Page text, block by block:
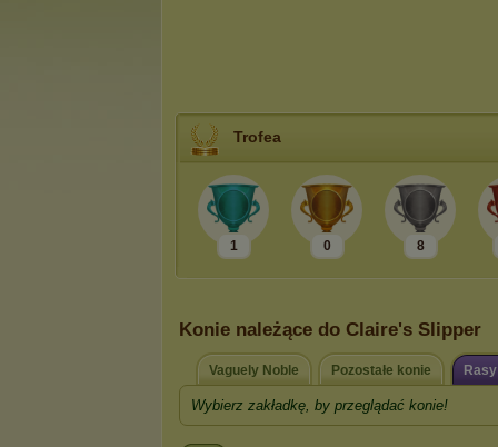
Trofea
1 0 8
Konie należące do Clаirе's Slippеr
Vaguely Noble Pozostałe konie
Wybierz zakładkę, by przeglądać konie!